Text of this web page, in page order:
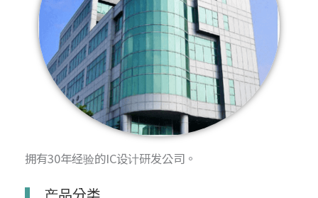
拥有30年经验的IC设计研发公司。